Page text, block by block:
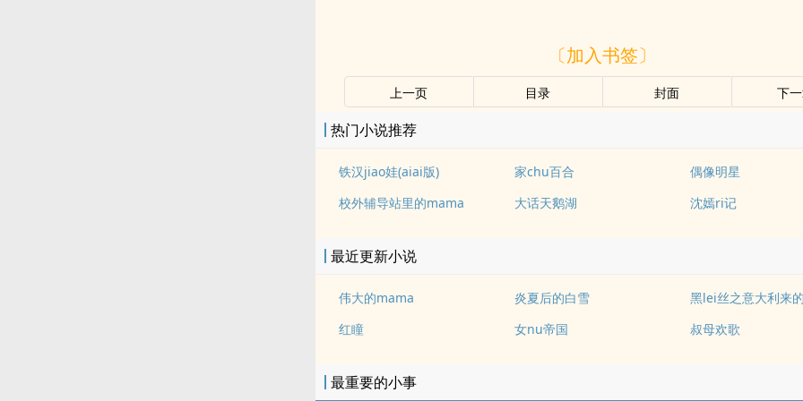
〔加入书签〕
上一页 目录 封面 下
热门小说推荐
铁汉jiao娃(aiai版) 家chu百合
偶像明星
校外辅导站里的mama
大话天鹅湖 沈嫣ri记
最近更新小说
伟大的mama 炎夏后的白雪
黑lei丝之意大利来
红瞳
女nu帝国 叔母欢歌
最重要的小事